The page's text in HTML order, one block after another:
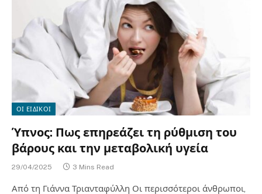
ΟΙ ΕΙΔΙΚΟΙ
Ύπνος: Πως επηρεάζει τη ρύθμιση του
βάρους και την μεταβολική υγεία
29/04/2025 3 Mins Read
Από τη Γιάννα Τριανταφύλλη Οι περισσότεροι άνθρωποι,